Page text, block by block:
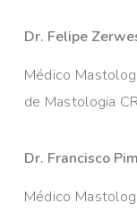
Dr. Felipe
Médico
de Mastologia
Dr. Francisco
Médico